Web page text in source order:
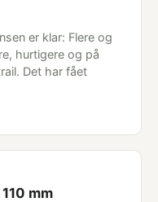
er klar: Flere og
hurtigere og på
Det har fået
mm